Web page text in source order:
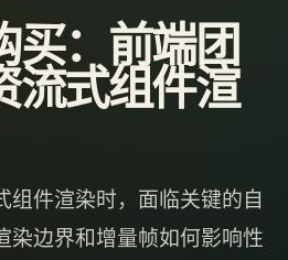
买：前端团
流式组件渲
组件渲染时，面临关键的自
染边界和增量帧如何影响性